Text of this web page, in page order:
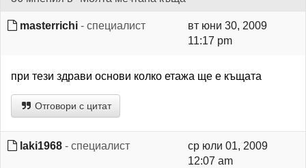
masterrichi - специалист
вт юни 30, 2009
11:17 pm
при тези здрави основи колко етажа ще е къщата
Отговори с цитат
laki1968 - специалист
ср юли 01, 2009
12:07 am